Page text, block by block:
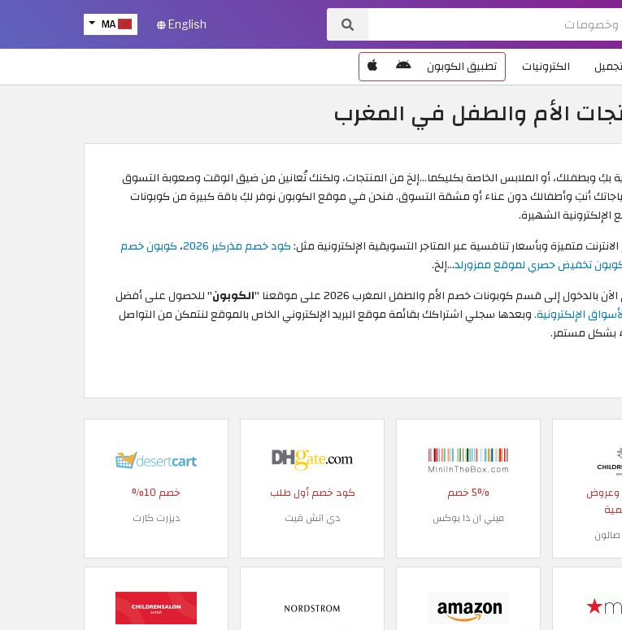
MA English
الكترونيات تطبيق الكوبون
الأم والطفل في المغرب
بكِ وبطفلك، أو الملابس الخاصة بكليكما...إلخ من المنتجات، ولكنك تُعانين من ضيق الوقت وصعوبة التسوق
أنتِ وأطفالك دون عناء أو مشقة التسوق. فنحن في موقع الكوبون نوفر لكِ باقة كبيرة من كوبونات
الشهيرة.
متميزة وبأسعار تنافسية عبر المتاجر التسويقية الإلكترونية مثل:كود خصم مذركير ، كوبون خصم
تخفيض حصري لموقع ممزورلد...إلخ.
إلى قسم كوبونات خصم الأم والطفل المغرب 2026 على موقعنا "
الكوبون" للحصول على أفضل
الإلكترونية.وبعدها سجلي اشتراكك بقائمة موقع البريد الإلكتروني الخاص بالموقع لنتمكن من التواصل
بشكل مستمر.
وعروض
5% خصم
ميني ان ذا بوكس
كود خصم أول طلب
دي اتش قيت
خصم 10%
ديزرت كارت